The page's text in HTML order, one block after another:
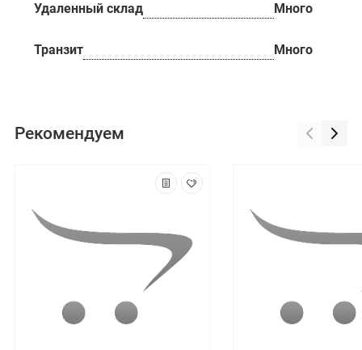
Удаленный склад Много
Транзит Много
Рекомендуем